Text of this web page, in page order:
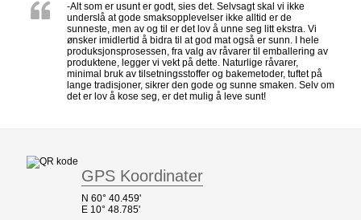
-Alt som er usunt er godt, sies det. Selvsagt skal vi ikke
underslå at gode smaksopplevelser ikke alltid er de
sunneste, men av og til er det lov å unne seg litt ekstra. Vi
ønsker imidlertid å bidra til at god mat også er sunn. I hele
produksjonsprosessen, fra valg av råvarer til emballering av
produktene, legger vi vekt på dette. Naturlige råvarer,
minimal bruk av tilsetningsstoffer og bakemetoder, tuftet på
lange tradisjoner, sikrer den gode og sunne smaken. Selv om
det er lov å kose seg, er det mulig å leve sunt!
GPS Koordinater
N 60° 40.459'
E 10° 48.785'